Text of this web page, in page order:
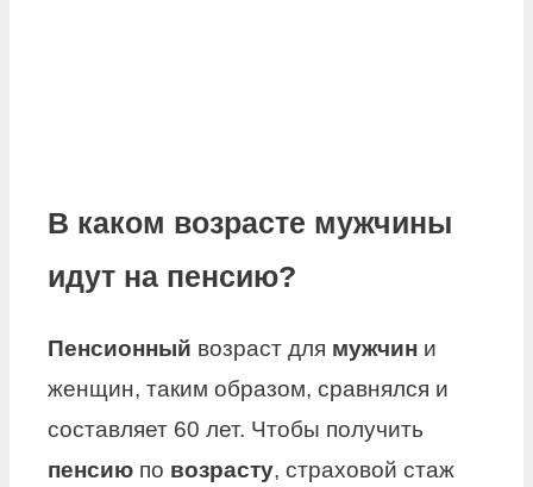
В каком возрасте мужчины
идут на пенсию?
Пенсионный возраст для мужчин и
женщин, таким образом, сравнялся и
составляет 60 лет. Чтобы получить
пенсию по возрасту, страховой стаж